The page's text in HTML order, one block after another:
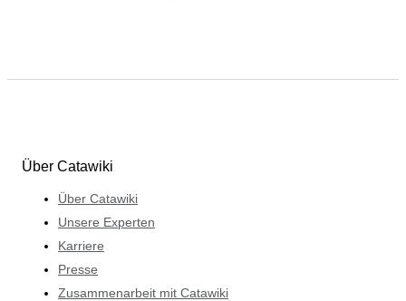
Über Catawiki
Über Catawiki
Unsere Experten
Karriere
Presse
Zusammenarbeit mit Catawiki